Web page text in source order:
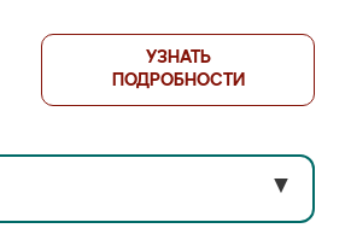
УЗНАТЬ
ПОДРОБНОСТИ
▼